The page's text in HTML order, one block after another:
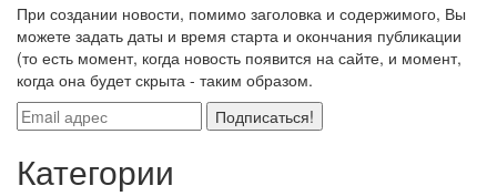
При создании новости, помимо заголовка и содержимого, Вы
можете задать даты и время старта и окончания публикации
(то есть момент, когда новость появится на сайте, и момент,
когда она будет скрыта - таким образом.
Подписаться!
Категории